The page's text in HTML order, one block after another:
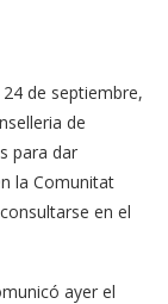
de septiembre,
de
para dar
la Comunitat
en el
ayer el